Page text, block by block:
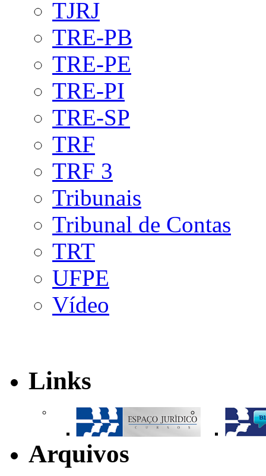
TJRJ
TRE-PB
TRE-PE
TRE-PI
TRE-SP
TRF
TRF 3
Tribunais
Tribunal de Contas
TRT
UFPE
Vídeo
Links
Arquivos